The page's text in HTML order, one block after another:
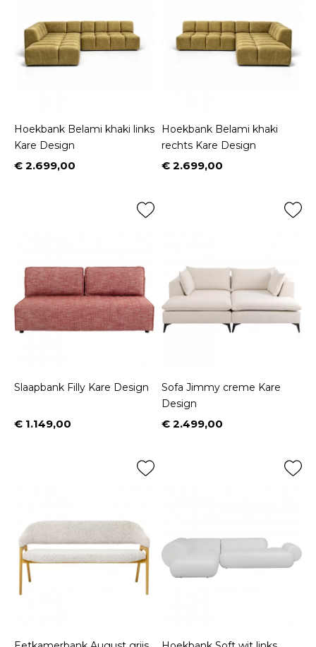
Hoekbank Belami khaki links
Kare Design
Prijs
€ 2.699,00
Hoekbank Belami khaki
rechts Kare Design
Prijs
€ 2.699,00
Slaapbank Filly Kare Design
Prijs
€ 1.149,00
Sofa Jimmy creme Kare
Design
Prijs
€ 2.499,00